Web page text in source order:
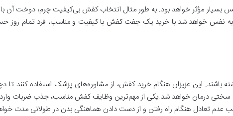
بسیار مؤثر خواهد بود. به طور مثال انتخاب کفش بی‌کیفیت چرم، دوخت آن
به نفس خواهد شد.با خرید یک جفت کفش با کیفیت و مناسب، فرد تمام روز
باشند. این عزیزان هنگام خرید کفش، از مشاوره‌های پزشک استفاده کنند تا
سختی درمان خواهد شد.یکی از مهم‌ترین وظایف کفش مناسب، جذب ضربات
عدم تعادل هنگام راه رفتن و از دست دادن هماهنگی بدن در طولانی مدت